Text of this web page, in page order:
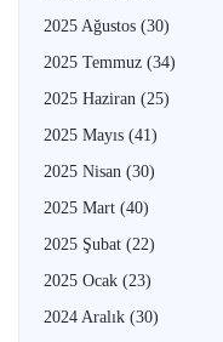
2025 Ağustos (30)
2025 Temmuz (34)
2025 Haziran (25)
2025 Mayıs (41)
2025 Nisan (30)
2025 Mart (40)
2025 Şubat (22)
2025 Ocak (23)
2024 Aralık (30)